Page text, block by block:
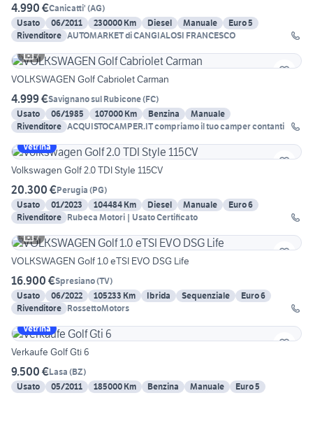
4.990 €Canicatti' (AG)
Usato
06/2011 230000 Km Diesel Manuale
Euro 5
Rivenditore AUTOMARKET di CANGIALOSI FRANCESCO
7
VOLKSWAGEN Golf Cabriolet Carman
4.999 €Savignano sul Rubicone(FC)
Usato
06/1985 107000 Km Benzina
Manuale
Rivenditore ACQUISTOCAMPER.IT compriamo il tuo camper contanti
Vetrina
Volkswagen Golf 2.0 TDI Style 115CV
20.300 €Perugia (PG)
Usato
01/2023 104484 Km Diesel Manuale
Euro 6
Rivenditore Rubeca Motori | Usato Certificato
7
VOLKSWAGEN Golf 1.0 eTSI EVO DSG Life
16.900 €Spresiano(TV)
Usato
06/2022 105233 Km Ibrida Sequenziale
Euro 6
Rivenditore RossettoMotors
Vetrina
Verkaufe Golf Gti 6
9.500 €Lasa (BZ)
Usato
05/2011 185000 Km Benzina Manuale Euro 5